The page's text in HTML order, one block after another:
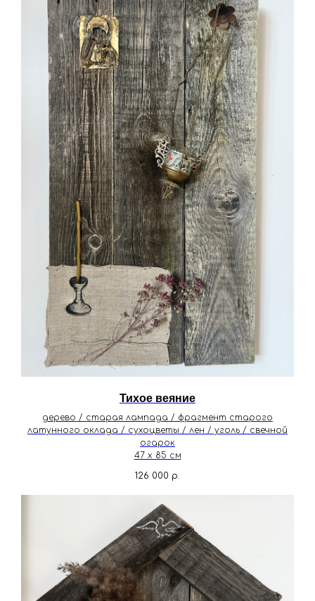
Тихое веяние
дерево / старая лампада / фрагмент старого
латунного оклада / сухоцветы / лен / уголь / свечной
огарок
47 х 85 см
126 000 р.